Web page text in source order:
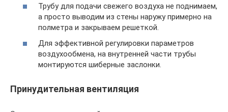
Трубу для подачи свежего воздуха не поднимаем,
а просто выводим из стены наружу примерно на
полметра и закрываем решеткой.
Для эффективной регулировки параметров
воздухообмена, на внутренней части трубы
монтируются шиберные заслонки.
Принудительная вентиляция